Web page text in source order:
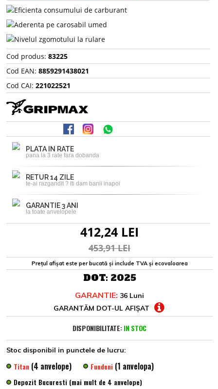
Cod produs: 83225
Cod EAN: 8859291438021
Cod CAI: 221022521
PLATA IN RATE
pana la 3 rate fara dobanda
RETUR 14 ZILE
te-ai razgandit ? Iti dam banii inapoi
GARANTIE 3 ANI
la toate anvelopele
412,24 LEI
453,91 LEI
Prețul afișat este per bucată și include TVA și ecovaloarea
DOT: 2025
GARANTIE: 36 Luni
GARANTĂM DOT-UL AFIȘAT
DISPONIBILITATE: IN STOC
Stoc disponibil in punctele de lucru:
Titan (4 anvelope) Fundeni (1 anvelopa)
Depozit Bucuresti (mai mult de 4 anvelope)